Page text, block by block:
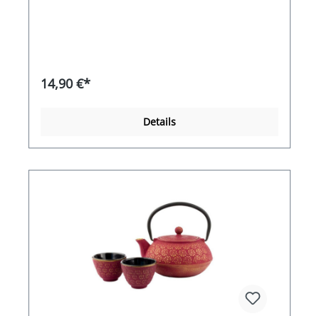
14,90 €*
Details